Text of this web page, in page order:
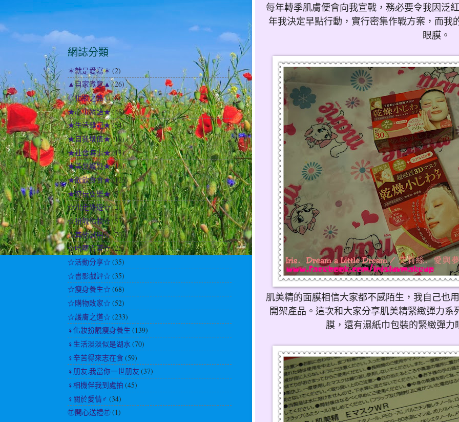
每年轉季肌膚便會向我宣戰，務必要令我因泛
年我決定早點行動，實行密集作戰方案，而我
眼膜。
肌美精的面膜相信大家都不感陌生，我自己也
開架產品。這次和大家分享肌美精緊緻彈力
膜，還有濕紙巾包裝的緊緻彈
網誌分類
＊就是愛寫＊ (2)
▲自家煮意▲(26)
◎化妝之路◎(8)
★心事絮語★(48)
★生活雜記★(54)
★自我增值★(19)
★社會時事★(13)
★美髮護髮★(16)
★飲飲食食★(123)
★遊玩耍樂★(51)
☆出走外遊☆(2)
☆扮靚化妝☆(57)
☆其他試用☆(70)
☆哈囉吉蒂☆(25)
☆活動分享☆ (35)
☆書影戲評☆ (35)
☆瘦身養生☆ (68)
☆購物敗家☆ (52)
☆護膚之道☆ (233)
♀化妝扮靚瘦身養生 (139)
♀生活淡淡似是湖水 (70)
♀辛苦得來志在食 (59)
♀朋友.我當你一世朋友 (37)
♀相機伴我到處拍 (45)
♀關於愛情♂ (34)
㊣開心送禮㊣(1)